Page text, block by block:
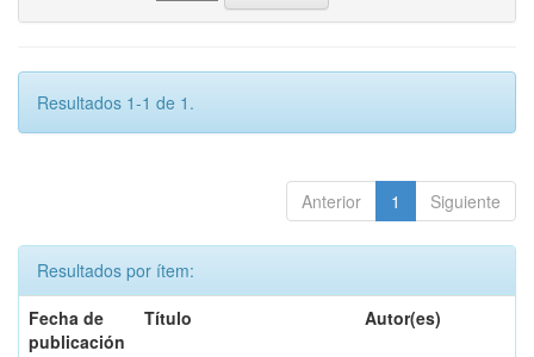
Resultados 1-1 de 1.
Anterior 1 Siguiente
Resultados por ítem:
Fecha de
publicación
Título Autor(es)